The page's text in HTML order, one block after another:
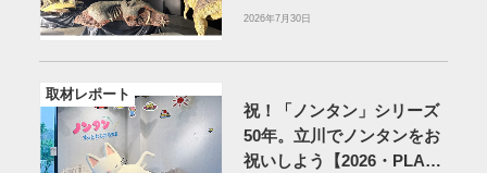
を紹介
2026年7月30日
取材レポート
祝！「ノンタン」シリーズ
50年。立川でノンタンをお
祝いしよう【2026・PLAY!